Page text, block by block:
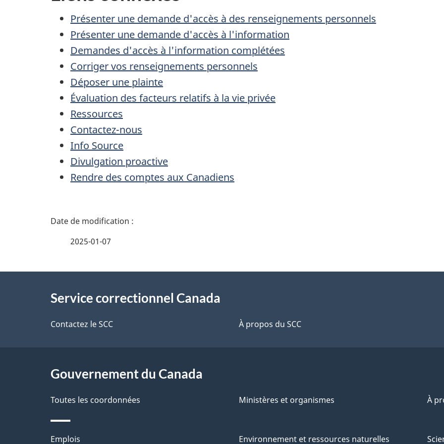
Présenter une demande d'accès à des renseignements personnels
Présenter une demande d'accès à l'information
Demandes d'accès à l'information complétées
Corriger vos renseignements personnels
Déposer une plainte
Évaluation des facteurs relatifs à la vie privée
Ressources
Contactez-nous
Info Source
Divulgation proactive
Rendre des comptes aux Canadiens
D
a
l
d
e
l
2025-01-07
proposService correctionnel Canada
Contactez le SCC À propos du SCC
Gouvernement du Canada
Toutes les coordonnées Ministères et organismes À
Thèmes
Emplois Environnement et ressources naturelles